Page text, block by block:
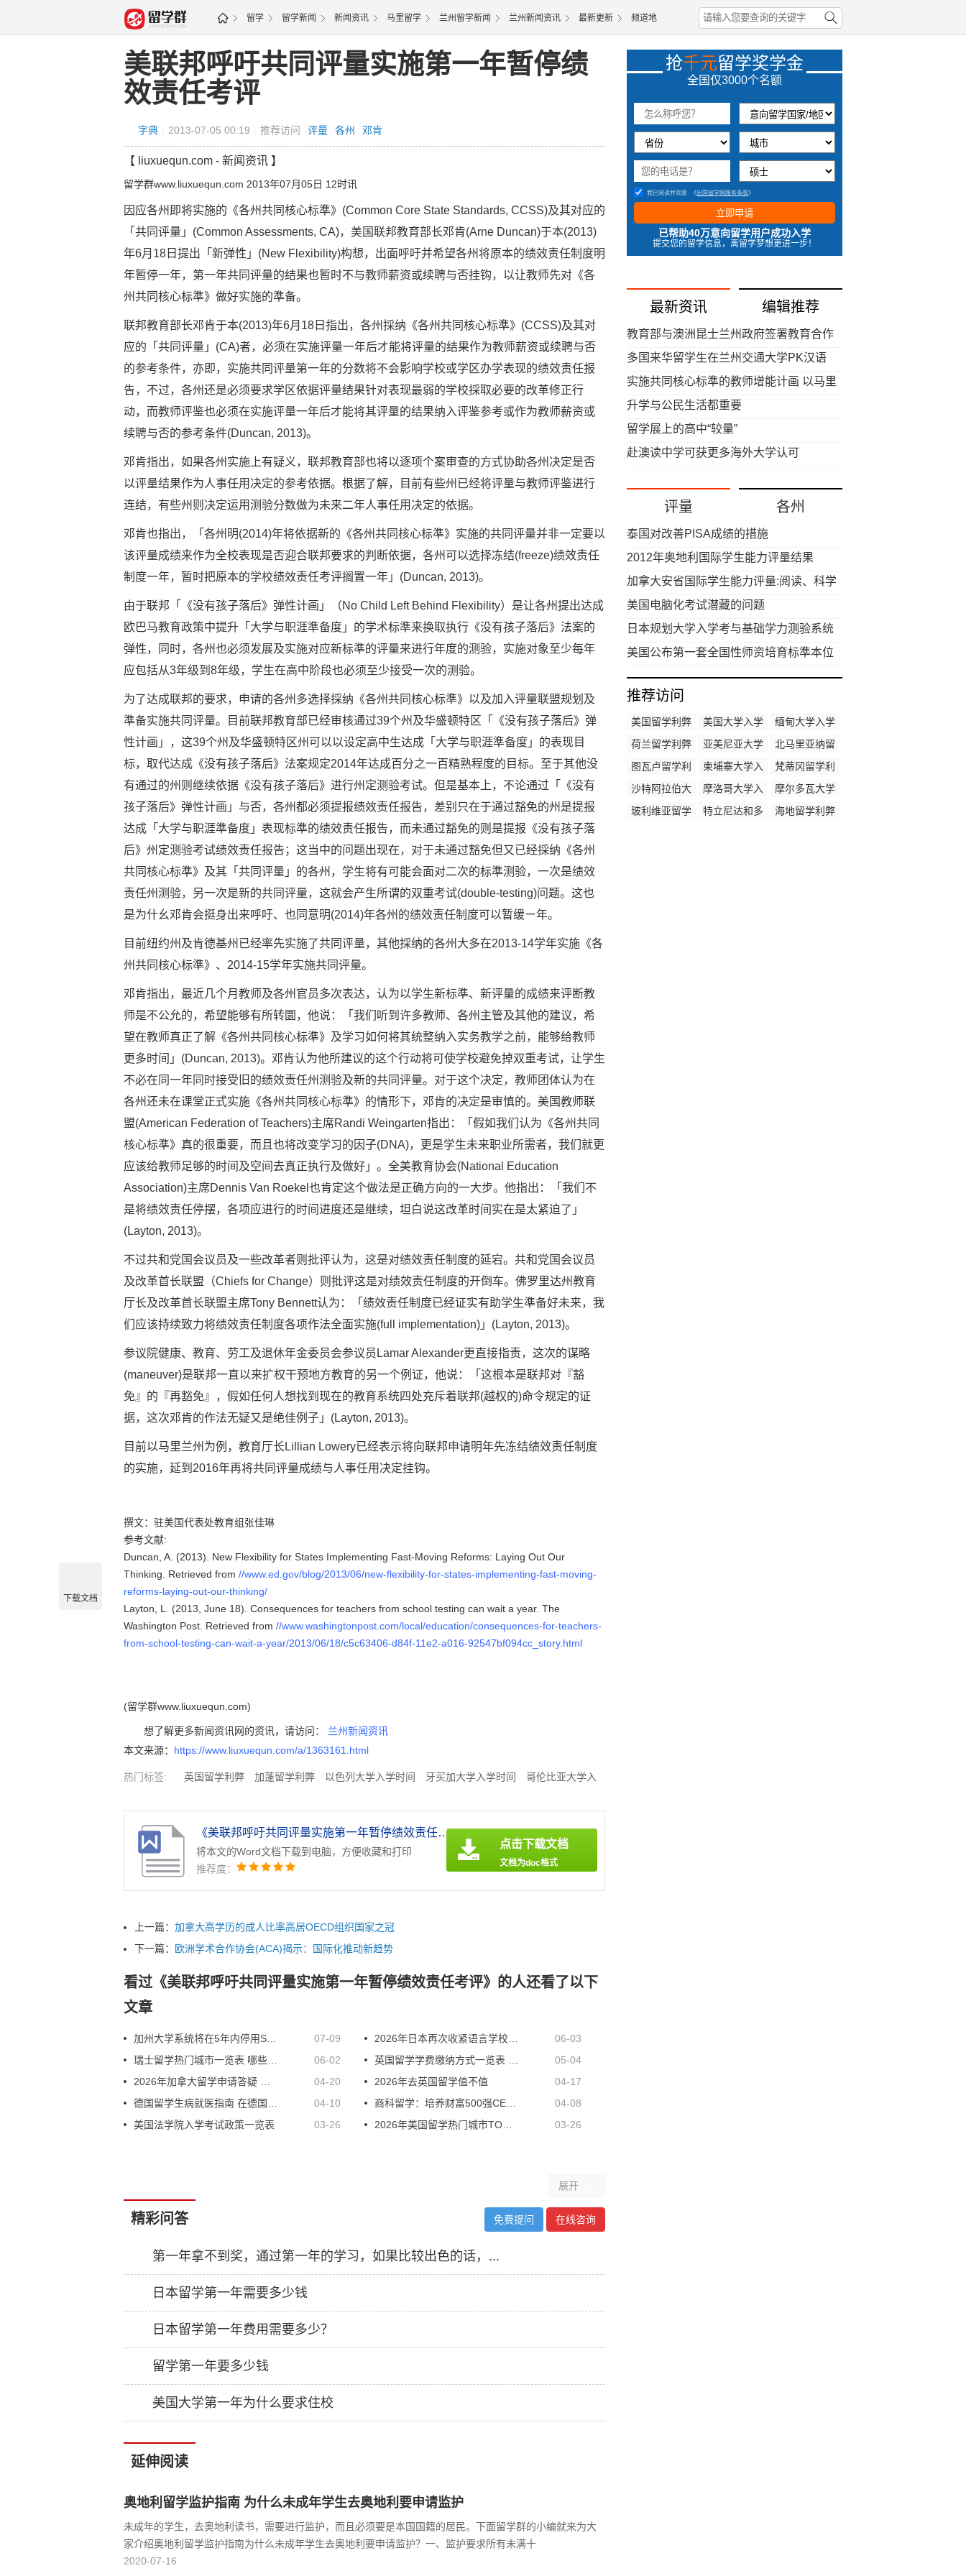
留学 留学新闻 新闻资讯 马里留学 兰州留学新闻 兰州新闻资讯 最新更新 频道地
美联邦呼吁共同评量实施第一年暂停绩
效责任考评
字典 2013-07-05 00:19 推荐访问 评量 各州 邓肯
【 liuxuequn.com - 新闻资讯 】
留学群www.liuxuequn.com 2013年07月05日 12时讯
因应各州即将实施的《各州共同核心标準》(Common Core State Standards, CCSS)及其对应的
「共同评量」(Common Assessments, CA)，美国联邦教育部长邓肯(Arne Duncan)于本(2013)
年6月18日提出「新弹性」(New Flexibility)构想，出面呼吁并希望各州将原本的绩效责任制度明
年暂停一年，第一年共同评量的结果也暂时不与教师薪资或续聘与否挂钩，以让教师先对《各
州共同核心标準》做好实施的準备。
联邦教育部长邓肯于本(2013)年6月18日指出，各州採纳《各州共同核心标準》(CCSS)及其对
应的「共同评量」(CA)者，必须在实施评量一年后才能将评量的结果作为教师薪资或续聘与否
的参考条件，亦即，实施共同评量第一年的分数将不会影响学校或学区办学表现的绩效责任报
告，不过，各州还是必须要求学区依据评量结果针对表现最弱的学校採取必要的改革修正行
动，而教师评鉴也必须在实施评量一年后才能将其评量的结果纳入评鉴参考或作为教师薪资或
续聘与否的参考条件(Duncan, 2013)。
邓肯指出，如果各州实施上有疑义，联邦教育部也将以逐项个案审查的方式协助各州决定是否
以评量结果作为人事任用决定的参考依据。根据了解，目前有些州已经将评量与教师评鉴进行
连结，有些州则决定运用测验分数做为未来二年人事任用决定的依据。
邓肯也指出，「各州明(2014)年将依据新的《各州共同核心标準》实施的共同评量并非一定要以
该评量成绩来作为全校表现是否迎合联邦要求的判断依据，各州可以选择冻结(freeze)绩效责任
制度一年，暂时把原本的学校绩效责任考评搁置一年」(Duncan, 2013)。
由于联邦「《没有孩子落后》弹性计画」（No Child Left Behind Flexibility）是让各州提出达成
欧巴马教育政策中提升「大学与职涯準备度」的学术标準来换取执行《没有孩子落后》法案的
弹性，同时，各州也必须发展及实施对应新标準的评量来进行年度的测验，实施对象至少每年
应包括从3年级到8年级，学生在高中阶段也必须至少接受一次的测验。
为了达成联邦的要求，申请的各州多选择採纳《各州共同核心标準》以及加入评量联盟规划及
準备实施共同评量。目前联邦教育部已经审核通过39个州及华盛顿特区「《没有孩子落后》弹
性计画」，这39个州及华盛顿特区州可以以设定高中生达成「大学与职涯準备度」的表现目
标，取代达成《没有孩子落后》法案规定2014年达成百分之一百精熟程度的目标。至于其他没
有通过的州则继续依据《没有孩子落后》进行州定测验考试。但是基本上，不论通过「《没有
孩子落后》弹性计画」与否，各州都必须提报绩效责任报告，差别只在于通过豁免的州是提报
达成「大学与职涯準备度」表现标準的绩效责任报告，而未通过豁免的则是提报《没有孩子落
后》州定测验考试绩效责任报告；这当中的问题出现在，对于未通过豁免但又已经採纳《各州
共同核心标準》及其「共同评量」的各州，学生将有可能会面对二次的标準测验，一次是绩效
责任州测验，另一次是新的共同评量，这就会产生所谓的双重考试(double-testing)问题。这也
是为什幺邓肯会挺身出来呼吁、也同意明(2014)年各州的绩效责任制度可以暂缓ㄧ年。
目前纽约州及肯德基州已经率先实施了共同评量，其他採纳的各州大多在2013-14学年实施《各
州共同核心标準》、2014-15学年实施共同评量。
邓肯指出，最近几个月教师及各州官员多次表达，认为以学生新标準、新评量的成绩来评断教
师是不公允的，希望能够有所转圜，他说：「我们听到许多教师、各州主管及其他的建议，希
望在教师真正了解《各州共同核心标準》及学习如何将其统整纳入实务教学之前，能够给教师
更多时间」(Duncan, 2013)。邓肯认为他所建议的这个行动将可使学校避免掉双重考试，让学生
不必在同一年同时接受旧的绩效责任州测验及新的共同评量。对于这个决定，教师团体认为在
各州还未在课堂正式实施《各州共同核心标準》的情形下，邓肯的决定是审慎的。美国教师联
盟(American Federation of Teachers)主席Randi Weingarten指出：「假如我们认为《各州共同
核心标準》真的很重要，而且也将改变学习的因子(DNA)，更是学生未来职业所需者，我们就更
应该给教师足够的时间及空间去真正执行及做好」。全美教育协会(National Education
Association)主席Dennis Van Roekel也肯定这个做法是正确方向的一大步。他指出：「我们不
是将绩效责任停摆，各项应进行的时间进度还是继续，坦白说这改革时间实在是太紧迫了」
(Layton, 2013)。
不过共和党国会议员及一些改革者则批评认为，这是对绩效责任制度的延宕。共和党国会议员
及改革首长联盟（Chiefs for Change）则批评这是对绩效责任制度的开倒车。佛罗里达州教育
厅长及改革首长联盟主席Tony Bennett认为：「绩效责任制度已经证实有助学生準备好未来，我
们应该持续致力将绩效责任制度各项作法全面实施(full implementation)」(Layton, 2013)。
参议院健康、教育、劳工及退休年金委员会参议员Lamar Alexander更直接指责，这次的谋略
(maneuver)是联邦一直以来扩权干预地方教育的另一个例证，他说：「这根本是联邦对『豁
免』的『再豁免』，假如任何人想找到现在的教育系统四处充斥着联邦(越权的)命令规定的证
据，这次邓肯的作法无疑又是绝佳例子」(Layton, 2013)。
目前以马里兰州为例，教育厅长Lillian Lowery已经表示将向联邦申请明年先冻结绩效责任制度
的实施，延到2016年再将共同评量成绩与人事任用决定挂钩。
撰文：驻美国代表处教育组张佳琳
参考文献:
Duncan, A. (2013). New Flexibility for States Implementing Fast-Moving Reforms: Laying Out Our
Thinking. Retrieved from //www.ed.gov/blog/2013/06/new-flexibility-for-states-implementing-fast-moving-
reforms-laying-out-our-thinking/
Layton, L. (2013, June 18). Consequences for teachers from school testing can wait a year. The
Washington Post. Retrieved from //www.washingtonpost.com/local/education/consequences-for-teachers-
from-school-testing-can-wait-a-year/2013/06/18/c5c63406-d84f-11e2-a016-92547bf094cc_story.html
(留学群www.liuxuequn.com)
想了解更多新闻资讯网的资讯，请访问： 兰州新闻资讯
本文来源： https://www.liuxuequn.com/a/1363161.html
热门标签: 英国留学利弊 加蓬留学利弊 以色列大学入学时间 牙买加大学入学时间
哥伦比亚大学入
《美联邦呼吁共同评量实施第一年暂停绩效责任考评.doc》
将本文的Word文档下载到电脑，方便收藏和打印
推荐度：
点击下载文档
文档为doc格式
上一篇： 加拿大高学历的成人比率高居OECD组织国家之冠
下一篇：
欧洲学术合作协会(ACA)揭示：国际化推动新趋势
看过《美联邦呼吁共同评量实施第一年暂停绩效责任考评》的人还看了以下
文章
07-09
06-03
06-02
05-04
04-20 2026年去英国留学值不值
04-17
04-10
04-08
美国法学院入学考试政策一览表
03-26 03-26
展开
精彩问答 免费提问 在线咨询
第一年拿不到奖，通过第一年的学习，如果比较出色的话，...
日本留学第一年需要多少钱
日本留学第一年费用需要多少？
留学第一年要多少钱
美国大学第一年为什么要求住校
延伸阅读
奥地利留学监护指南 为什么未成年学生去奥地利要申请监护
未成年的学生，去奥地利读书，需要进行监护，而且必须要是本国国籍的居民。下面留学群的小编就来为大
家介绍奥地利留学监护指南为什么未成年学生去奥地利要申请监护？一、监护要求所有未满十
2020-07-16
抢千元留学奖学金
全国仅3000个名额
32分钟前辽宁同学刘成功获取奖学金
27分钟前江西同学刘成功获取奖学金
57秒前上海何同学成功获取奖学金
我已阅读并同意 《出国留学网服务条款》
立即申请
已帮助40万意向留学用户成功入学
提交您的留学信息，离留学梦想更进一步！
最新资讯 编辑推荐
教育部与澳洲昆士兰州政府签署教育合作
备忘录
多国来华留学生在兰州交通大学PK汉语
实施共同核心标準的教师增能计画 以马里
兰州为例
升学与公民生活都重要
留学展上的高中“较量”
赴澳读中学可获更多海外大学认可
评量 各州
泰国对改善PISA成绩的措施
2012年奥地利国际学生能力评量结果
加拿大安省国际学生能力评量:阅读、科学
持平 数学下降
美国电脑化考试潜藏的问题
日本规划大学入学考与基础学力测验系统
合而为一
美国公布第一套全国性师资培育标準本位
推荐访问
美国留学利弊
美国大学入学
时间
缅甸大学入学
时间
荷兰留学利弊
亚美尼亚大学
入学时间
北马里亚纳留
学利弊
图瓦卢留学利
弊
柬埔寨大学入
学时间
梵蒂冈留学利
弊
沙特阿拉伯大
学入学时间
摩洛哥大学入
学时间
摩尔多瓦大学
入学时间
玻利维亚留学
特立尼达和多
海地留学利弊
下载文档